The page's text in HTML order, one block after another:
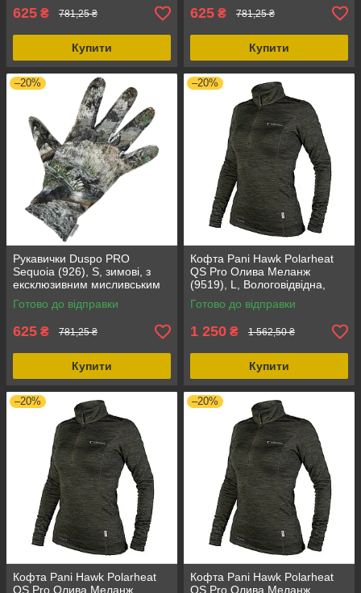
625 ₴ 781,25 ₴
Купити
625 ₴ 781,25 ₴
Купити
–20%
Рукавички Duspo PRO
Sequoia (926), S, зимові, з
ексклюзивним мисливським
пофарбуванням,
гіпоалергенні, волого-
Готово до відправки
625 ₴ 781,25 ₴
Купити
–20%
Кофта Pani Hawk Polarheat
QS Pro Олива Меланж
(9519), L, Вологовідвідна,
Швидке висихання,
Повітропроникність,
Готово до відправки
1 250 ₴ 1 562,50 ₴
Купити
–20%
Кофта Pani Hawk Polarheat
QS Pro Олива Меланж
–20%
Кофта Pani Hawk Polarheat
QS Pro Олива Меланж